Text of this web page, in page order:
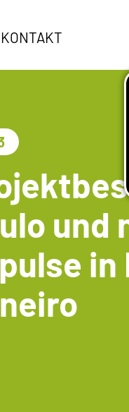
KONTAKT
und
in